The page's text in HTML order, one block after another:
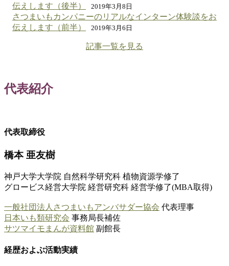
伝えします（後半）
2019年3月8日
さつまいもカンパニーのリアルなインターン体験談をお
伝えします（前半）
2019年3月6日
記事一覧を見る
代表紹介
代表取締役
橋本 亜友樹
神戸大学大学院 自然科学研究科 植物資源学修了
グロービス経営大学院 経営研究科 経営学修了(MBA取得)
一般社団法人さつまいもアンバサダー協会 代表理事
日本いも類研究会 事務局長補佐
サツマイモまんが資料館 副館長
経歴およぶ活動実績